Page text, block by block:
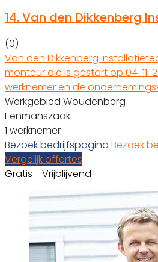
14.Van den Dikkenberg
(0)
Van den Dikkenberg
monteur die is gestart op 04-11-
werknemer en de
Werkgebied Woudenberg
Eenmanszaak
1 werknemer
Bezoek bedrijfspagina Bezoek
Vergelijk offertes
Gratis - Vrijblijvend